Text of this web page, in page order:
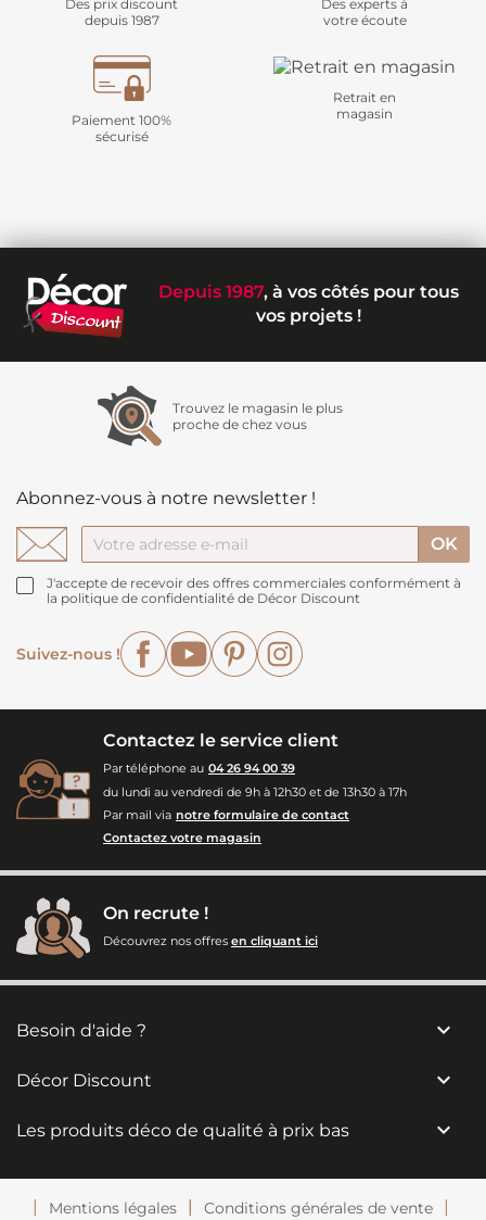
Des prix discount
depuis 1987
Des experts à
votre écoute
Paiement 100%
sécurisé
Retrait en
magasin
Depuis 1987, à vos côtés pour tous
vos projets !
Trouvez le magasin le plus
proche de chez vous
Abonnez-vous à notre newsletter !
J'accepte de recevoir des offres commerciales conformément à
la politique de confidentialité de Décor Discount
Suivez-nous !
FacebookYouTubePinterest
Contactez le service client
Par téléphone au 04 26 94 00 39
du lundi au vendredi de 9h à 12h30 et de 13h30 à 17h
Par mail via notre formulaire de contact
Contactez votre magasin
On recrute !
Découvrez nos offres en cliquant ici
Besoin d'aide ? 
Décor Discount 
Les produits déco de qualité à prix bas 
Mentions légales Conditions générales de vente